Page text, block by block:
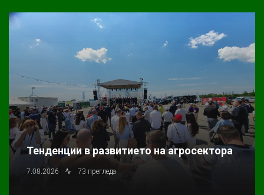
Тенденции в развитието на агросектора
7.08.2026 73 прегледа